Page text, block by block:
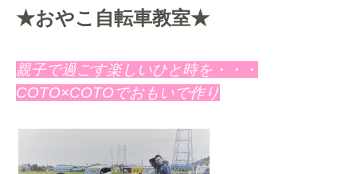
★おやこ自転車教室★
親子で過ごす楽しいひと時を・・・
COTO×COTOでおもいで作り